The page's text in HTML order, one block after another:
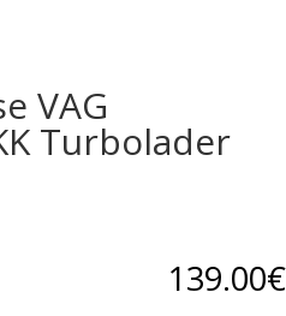
VAG
Turbolader
139.00€